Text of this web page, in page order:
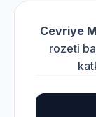
Cevriye
rozeti